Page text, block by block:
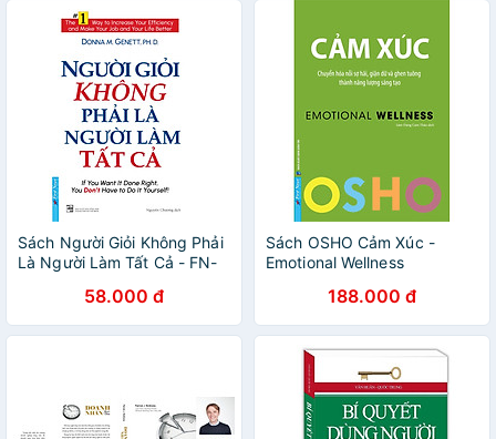
Sách Người Giỏi Không Phải
Là Người Làm Tất Cả - FN-
58.000 đ
Sách OSHO Cảm Xúc -
Emotional Wellness
188.000 đ